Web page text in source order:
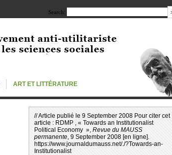
Search:
ART ET LITTÉRATURE
// Article publié le 9 September 2008 Pour citer cet
article : RDMP , « Towards an Institutionalist
Political Economy », Revue du MAUSS
permanente, 9 September 2008 [en ligne].
https://www.journaldumauss.net/./?Towards-an-
Institutionalist